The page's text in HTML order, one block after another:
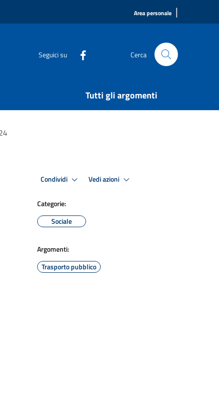
Area personale |
Seguici su Cerca
Tutti gli argomenti
Condividi Vedi azioni
Categorie:
Sociale
Argomenti:
Trasporto pubblico